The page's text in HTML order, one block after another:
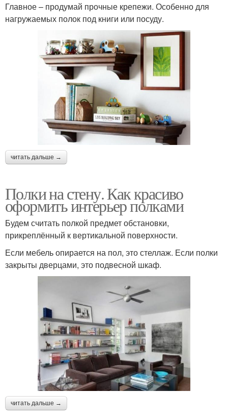
Главное – продумай прочные крепежи. Особенно для
нагружаемых полок под книги или посуду.
читать дальше →
Полки на стену. Как красиво
оформить интерьер полками
Будем считать полкой предмет обстановки,
прикреплённый к вертикальной поверхности.
Если мебель опирается на пол, это стеллаж. Если полки
закрыты дверцами, это подвесной шкаф.
читать дальше →